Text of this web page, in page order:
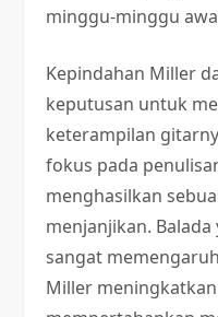
minggu-minggu
Kepindahan Miller
keputusan untuk
keterampilan
fokus pada
menghasilkan
menjanjikan.
sangat
Miller